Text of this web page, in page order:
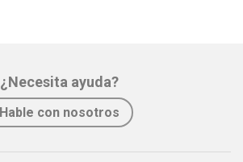
¿Necesita ayuda?
Hable con nosotros